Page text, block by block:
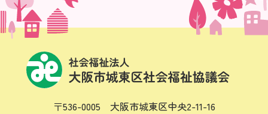
〒536-0005 大阪市城東区中央2-11-16